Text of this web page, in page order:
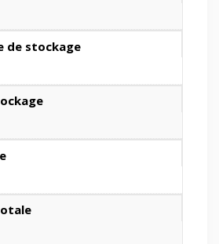
de stockage